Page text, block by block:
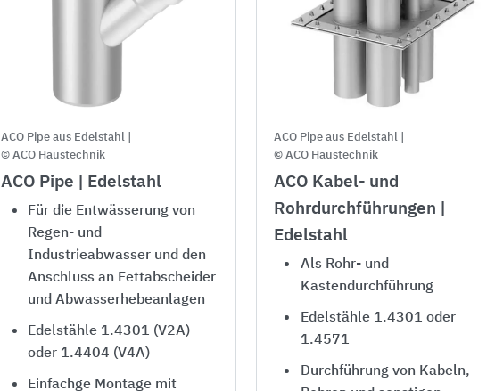
ACO Pipe aus Edelstahl |
© ACO Haustechnik
ACO Pipe | Edelstahl
Für die Entwässerung von
Regen- und
Industrieabwasser und den
Anschluss an Fettabscheider
und Abwasserhebeanlagen
Edelstähle 1.4301 (V2A)
oder 1.4404 (V4A)
Einfachge Montage mit
ACO Pipe aus Edelstahl |
© ACO Haustechnik
ACO Kabel- und
Rohrdurchführungen |
Edelstahl
Als Rohr- und
Kastendurchführung
Edelstähle 1.4301 oder
1.4571
Durchführung von Kabeln,